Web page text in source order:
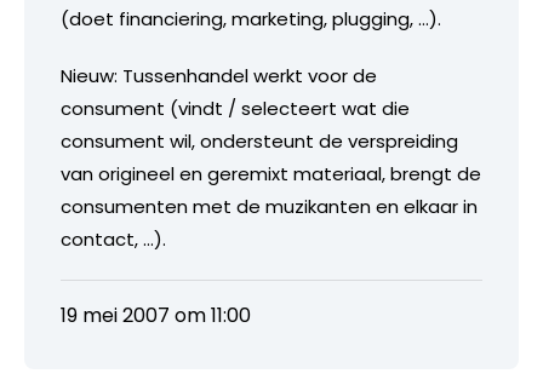
(doet financiering, marketing, plugging, …).
Nieuw: Tussenhandel werkt voor de
consument (vindt / selecteert wat die
consument wil, ondersteunt de verspreiding
van origineel en geremixt materiaal, brengt de
consumenten met de muzikanten en elkaar in
contact, …).
19 mei 2007 om 11:00